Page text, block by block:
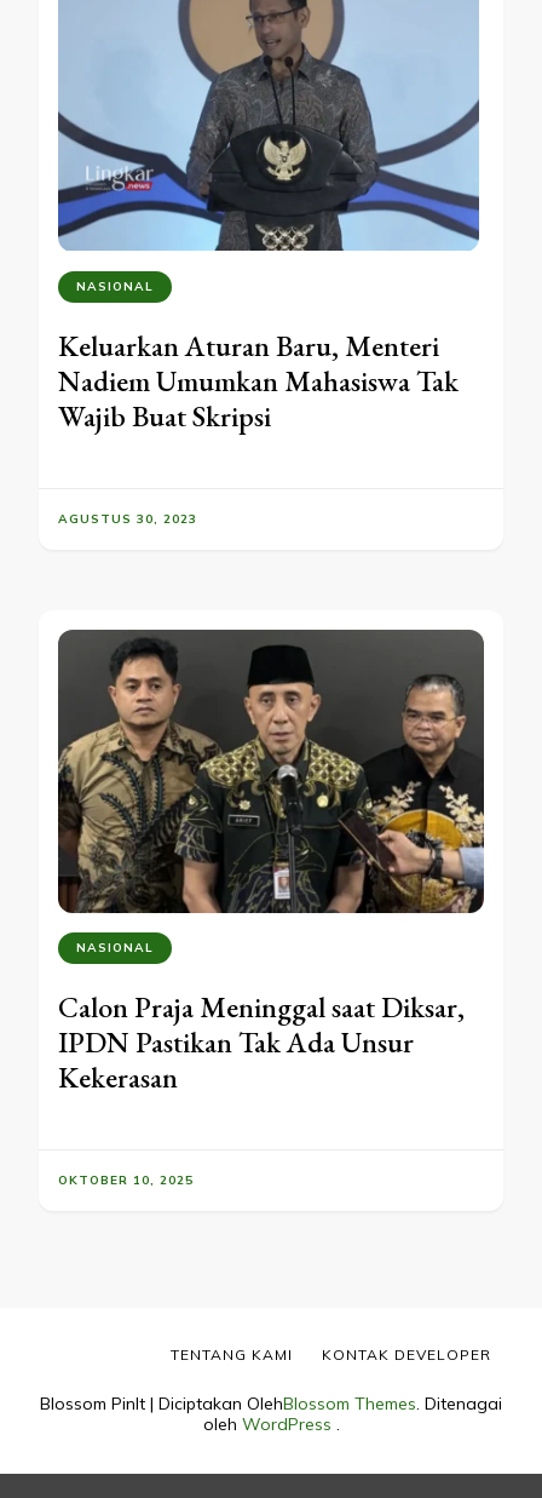
NASIONAL
Keluarkan Aturan Baru, Menteri
Nadiem Umumkan Mahasiswa Tak
Wajib Buat Skripsi
AGUSTUS 30, 2023
NASIONAL
Calon Praja Meninggal saat Diksar,
IPDN Pastikan Tak Ada Unsur
Kekerasan
OKTOBER 10, 2025
Blossom PinIt | Diciptakan OlehBlossom Themes. Ditenagai
oleh WordPress .
TENTANG KAMI KONTAK DEVELOPER